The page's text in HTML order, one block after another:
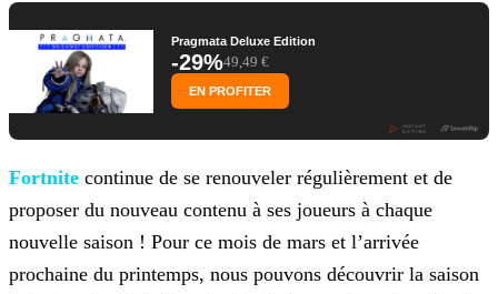
Pragmata Deluxe Edition
-29%49,49 €
EN PROFITER
Fortnite continue de se renouveler régulièrement et de
proposer du nouveau contenu à ses joueurs à chaque
nouvelle saison ! Pour ce mois de mars et l’arrivée
prochaine du printemps, nous pouvons découvrir la saison